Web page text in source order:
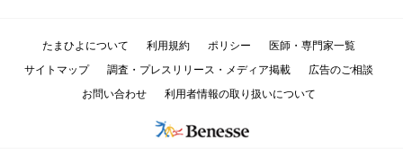
たまひよについて 利用規約 ポリシー
医師・専門家一覧
サイトマップ
調査・プレスリリース・メディア掲載
広告のご相談
お問い合わせ
利用者情報の取り扱いについて